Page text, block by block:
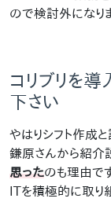
ので検討外になりま
コリブリを
下さい
やはりシフト作成
鎌原さんから紹介
思ったのも理由で
ITを積極的に取り